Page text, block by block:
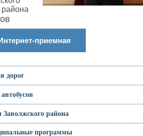
приемная
дорог
района
программы